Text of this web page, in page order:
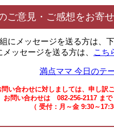
ご意見・ご感想をお寄
にメッセージを送る方は、
ッセージを送る方は、
こち
満点ママ 今日のテ
い合わせに対しましては、申し訳
お問い合わせは 082-256-2117 ま
（ 受付：月～金 9:30～